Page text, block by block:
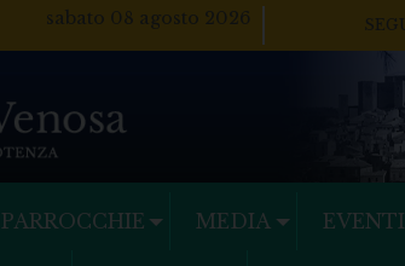
sabato 08 agosto 2026
PARROCCHIE MEDIA EVENTI